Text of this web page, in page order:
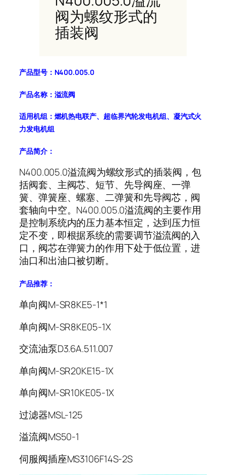
阀为螺纹形式的
插装阀
产品型号： N400.005.0
产品名称： 溢流阀
适用机组： 燃机热电联产、超临界汽轮发电机组、凝汽式火
力发电机组
产品简介：
N400.005.0溢流阀为螺纹形式的插装阀，包
括阀套、主阀芯、短节、先导阀座、一弹
簧、弹簧座、螺塞、二弹簧和先导阀芯，阀
套轴向中空。N400.005.0溢流阀的主要作用
是控制系统内的压力基本恒定，达到压力恒
定不变，即根据系统的需要调节溢流阀的入
口，阀芯在弹簧力的作用下处于低位置，进
油口和出油口被切断。
产品推荐：
单向阀M-SR8KE5-1*1
单向阀M-SR8KE05-1X
交流油泵D3.6A.511.007
单向阀M-SR20KE15-1X
单向阀M-SR10KE05-1X
过滤器MSL-125
溢流阀MS50-1
伺服阀插座MS3106F14S-2S